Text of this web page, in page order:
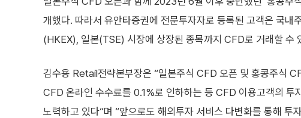
개했다. 따라서 유안타증권에 전문투자자로 등록된 고객은 국
(HKEX), 일본(TSE) 시장에 상장된 종목까지 CFD로 거래할 수
김수용 Retail전략본부장은 “일본주식 CFD 오픈 및 홍콩주식
CFD 온라인 수수료를 0.1%로 인하하는 등 CFD 이용고객의 투
노력하고 있다“며 “앞으로도 해외투자 서비스 다변화를 통해 투